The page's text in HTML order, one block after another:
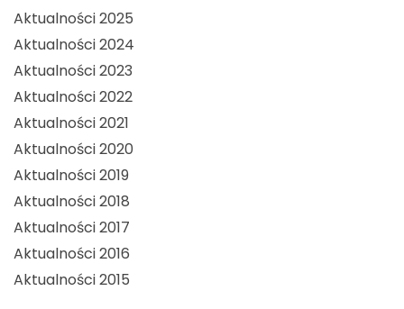
Aktualności 2025
Aktualności 2024
Aktualności 2023
Aktualności 2022
Aktualności 2021
Aktualności 2020
Aktualności 2019
Aktualności 2018
Aktualności 2017
Aktualności 2016
Aktualności 2015